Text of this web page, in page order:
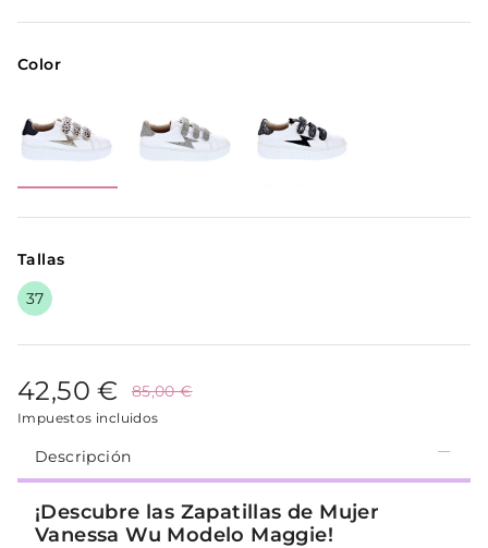
Color
Tallas
37
42,50 € 85,00 €
Impuestos incluidos
Descripción
¡Descubre las Zapatillas de Mujer
Vanessa Wu Modelo Maggie!